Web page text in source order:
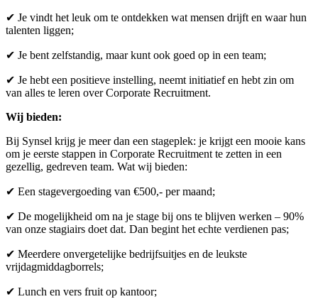
✔ Je vindt het leuk om te ontdekken wat mensen drijft en waar hun
talenten liggen;
✔ Je bent zelfstandig, maar kunt ook goed op in een team;
✔ Je hebt een positieve instelling, neemt initiatief en hebt zin om
van alles te leren over Corporate Recruitment.
Wij bieden:
Bij Synsel krijg je meer dan een stageplek: je krijgt een mooie kans
om je eerste stappen in Corporate Recruitment te zetten in een
gezellig, gedreven team. Wat wij bieden:
✔ Een stagevergoeding van €500,- per maand;
✔ De mogelijkheid om na je stage bij ons te blijven werken – 90%
van onze stagiairs doet dat. Dan begint het echte verdienen pas;
✔ Meerdere onvergetelijke bedrijfsuitjes en de leukste
vrijdagmiddagborrels;
✔ Lunch en vers fruit op kantoor;